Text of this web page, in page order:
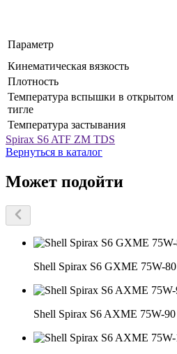
Параметр
Кинематическая вязкость
Плотность
Температура вспышки в открытом
тигле
Температура застывания
Spirax S6 ATF ZM TDS
Вернуться в каталог
Может подойти
Shell Spirax S6 GXME 75W-80
Shell Spirax S6 AXME 75W-90